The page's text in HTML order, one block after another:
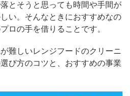
とそうと思っても時間や手間が
い。そんなときにおすすめなの
ロの手を借りることです。
難しいレンジフードのクリーニ
び方のコツと、おすすめの事業